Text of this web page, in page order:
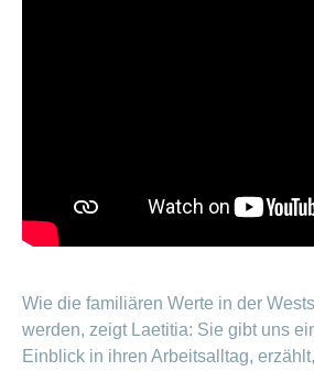
Wie die familiären Werte in der
werden, zeigt Laetitia: Sie gibt uns
Einblick in ihren Arbeitsalltag,